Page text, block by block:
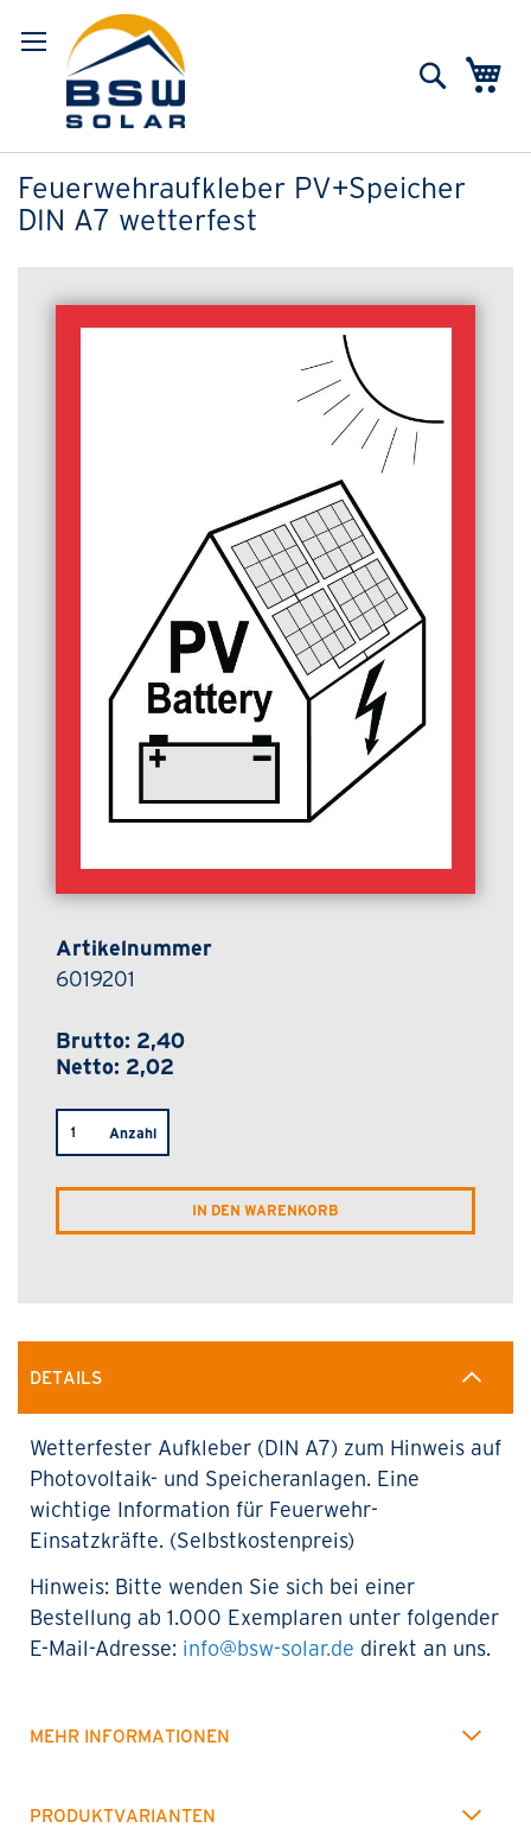
Suche
Feuerwehraufkleber PV+Speicher
DIN A7 wetterfest
Artikelnummer
6019201
Brutto 2,40
2,02
Anzahl
IN DEN WARENKORB
DETAILS
Wetterfester Aufkleber (DIN A7) zum Hinweis auf
Photovoltaik- und Speicheranlagen. Eine
wichtige Information für Feuerwehr-
Einsatzkräfte. (Selbstkostenpreis)
Hinweis: Bitte wenden Sie sich bei einer
Bestellung ab 1.000 Exemplaren unter folgender
E-Mail-Adresse: info@bsw-solar.de direkt an uns.
MEHR INFORMATIONEN
PRODUKTVARIANTEN